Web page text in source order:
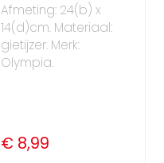
Afmeting: 24(b) x
14(d)cm. Materiaal:
gietijzer. Merk:
Olympia.
€ 8,99